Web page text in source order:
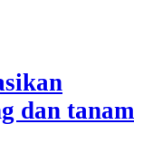
dan tanam